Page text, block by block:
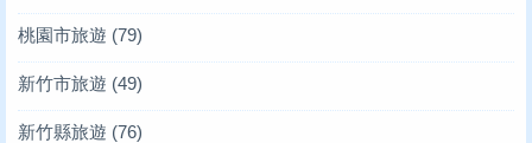
桃園市旅遊 (79)
新竹市旅遊 (49)
新竹縣旅遊 (76)